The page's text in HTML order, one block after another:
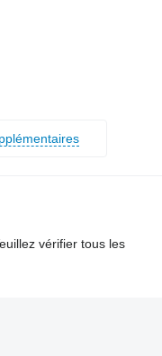
vérifier tous les